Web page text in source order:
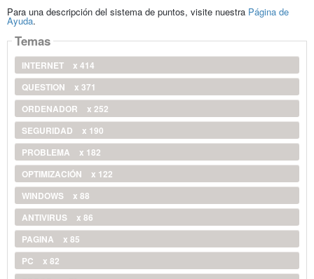
Para una descripción del sistema de puntos, visite nuestra Página de
Ayuda.
Temas
INTERNET
x 414
QUESTION
x 371
ORDENADOR
x 252
SEGURIDAD
x 190
PROBLEMA
x 182
OPTIMIZACIÓN
x 122
WINDOWS
x 88
ANTIVIRUS
x 86
PAGINA
x 85
PC
x 82